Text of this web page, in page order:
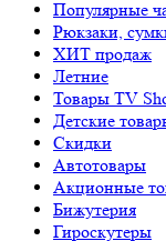
Популярные
Рюкзаки,
ХИТ продаж
Летние
Товары TV
Детские
Cкидки
Автотовары
Акционные
Бижутерия
Гироскутеры